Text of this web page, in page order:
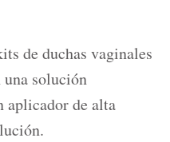
de duchas vaginales
una solución
aplicador de alta